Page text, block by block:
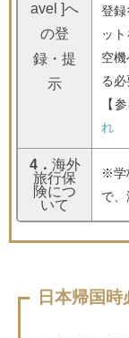
avel ]へ
の登
録・提
示
登
ッ
空
る必
【
れ
4． 海外
旅行保
険につ
いて
※学
で
日本帰国